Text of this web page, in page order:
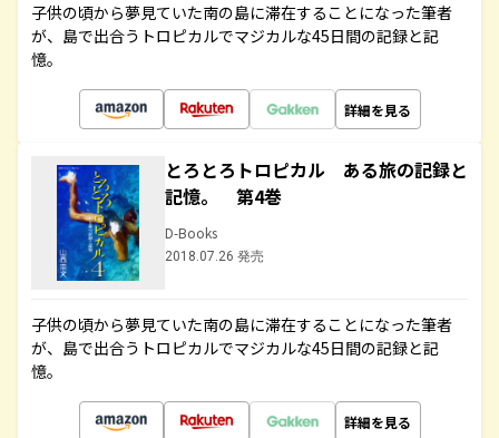
子供の頃から夢見ていた南の島に滞在することになった筆者
が、島で出合うトロピカルでマジカルな45日間の記録と記
憶。
詳細を見る
とろとろトロピカル ある旅の記録と
記憶。 第4巻
D-Books
2018.07.26 発売
子供の頃から夢見ていた南の島に滞在することになった筆者
が、島で出合うトロピカルでマジカルな45日間の記録と記
憶。
詳細を見る